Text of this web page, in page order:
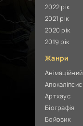
2022 рік
2021 рік
2020 рік
2019 рік
Жанри
Анімаційний
Апокаліпсис
Артхаус
Біографія
Бойовик